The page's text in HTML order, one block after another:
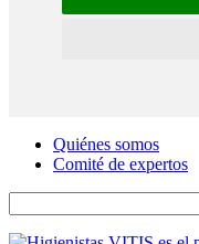
Quiénes somos
Comité de expertos